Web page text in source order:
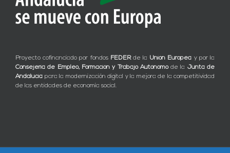
Proyecto cofinanciado por fondos FEDERde la Unión Europea y por la
Consejería de Empleo, Formación y Trabajo Autónomode la Junta de
Andalucía para la modernización digital y la mejora de la competitividad
de las entidades de economía social.